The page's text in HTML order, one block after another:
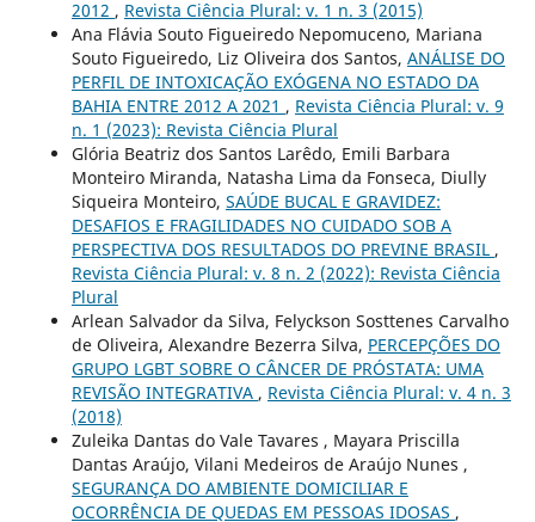
2012 , Revista Ciência Plural: v. 1 n. 3 (2015)
Ana Flávia Souto Figueiredo Nepomuceno, Mariana
Souto Figueiredo, Liz Oliveira dos Santos, ANÁLISE DO
PERFIL DE INTOXICAÇÃO EXÓGENA NO ESTADO DA
BAHIA ENTRE 2012 A 2021 , Revista Ciência Plural: v. 9
n. 1 (2023): Revista Ciência Plural
Glória Beatriz dos Santos Larêdo, Emili Barbara
Monteiro Miranda, Natasha Lima da Fonseca, Diully
Siqueira Monteiro, SAÚDE BUCAL E GRAVIDEZ:
DESAFIOS E FRAGILIDADES NO CUIDADO SOB A
PERSPECTIVA DOS RESULTADOS DO PREVINE BRASIL ,
Revista Ciência Plural: v. 8 n. 2 (2022): Revista Ciência
Plural
Arlean Salvador da Silva, Felyckson Sosttenes Carvalho
de Oliveira, Alexandre Bezerra Silva, PERCEPÇÕES DO
GRUPO LGBT SOBRE O CÂNCER DE PRÓSTATA: UMA
REVISÃO INTEGRATIVA , Revista Ciência Plural: v. 4 n. 3
(2018)
Zuleika Dantas do Vale Tavares , Mayara Priscilla
Dantas Araújo, Vilani Medeiros de Araújo Nunes ,
SEGURANÇA DO AMBIENTE DOMICILIAR E
OCORRÊNCIA DE QUEDAS EM PESSOAS IDOSAS ,